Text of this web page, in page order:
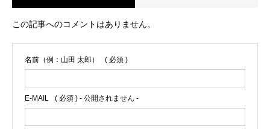
この記事へのコメントはありません。
名前（例：山田 太郎） ( 必須 )
E-MAIL ( 必須 ) - 公開されません -